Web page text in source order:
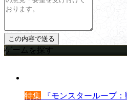
ゲームを探す
特集 『モンスターループ